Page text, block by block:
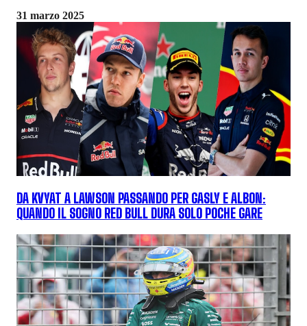
31 marzo 2025
DA KVYAT A LAWSON PASSANDO PER GASLY E ALBON:
QUANDO IL SOGNO RED BULL DURA SOLO POCHE GARE